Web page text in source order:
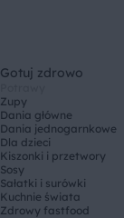
Gotuj zdrowo
Zupy
Dania główne
Dania jednogarnkowe
Dla dzieci
Kiszonki i przetwory
Sosy
Sałatki i surówki
Kuchnie świata
Zdrowy fastfood